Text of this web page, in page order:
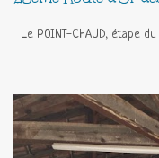
Le POINT-CHAUD, étape